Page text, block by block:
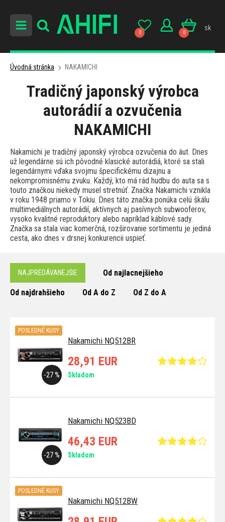
0 0
sk
Úvodná stránka NAKAMICHI
Tradičný japonský výrobca
autorádií a ozvučenia
NAKAMICHI
Nakamichi je tradičný japonský výrobca ozvučenia do áut. Dnes
už legendárne sú ich pôvodné klasické autorádiá, ktoré sa stali
legendárnymi vďaka svojmu špecifickému dizajnu a
nekompromisnému zvuku. Každý, kto má rád hudbu do auta sa s
touto značkou niekedy musel stretnúť. Značka Nakamichi vznikla
v roku 1948 priamo v Tokiu. Dnes táto značka ponúka celú škálu
multimediálnych autorádií, aktívnych aj pasívnych subwooferov,
vysoko kvalitné reproduktory alebo napríklad káblové sady.
Značka sa stala viac komerčná, rozširovanie sortimentu je jediná
cesta, ako dnes v drsnej konkurencii uspieť.
NAJPREDÁVANEJŠIE Od najlacnejšieho
Od najdrahšieho Od A do Z Od Z do A
Nakamichi NQ512BR
-27 %
POSLEDNÉ KUSY
28,91 EUR
Skladom
Nakamichi NQ523BD
-27 %
46,43 EUR
Skladom
Nakamichi NQ512BW
POSLEDNÉ KUSY